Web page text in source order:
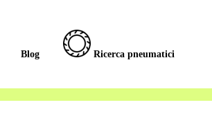
Blog Ricerca pneumatici